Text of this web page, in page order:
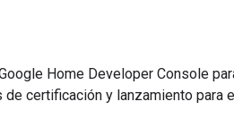
Home Developer Console
de certificación y lanzamiento para